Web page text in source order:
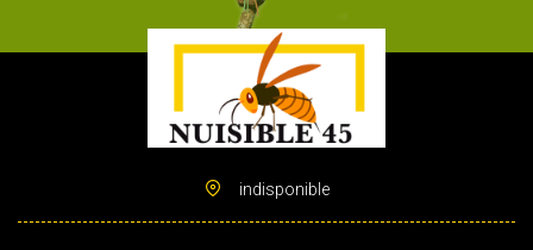
indisponible